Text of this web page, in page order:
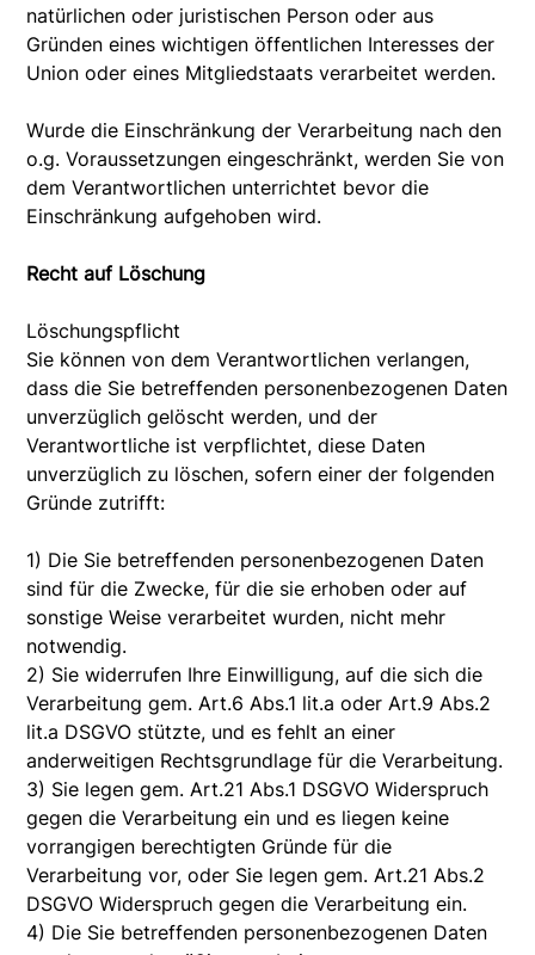
natürlichen oder juristischen Person oder aus
Gründen eines wichtigen öffentlichen Interesses der
Union oder eines Mitgliedstaats verarbeitet werden.
Wurde die Einschränkung der Verarbeitung nach den
o.g. Voraussetzungen eingeschränkt, werden Sie von
dem Verantwortlichen unterrichtet bevor die
Einschränkung aufgehoben wird.
Recht auf Löschung
Löschungspflicht
Sie können von dem Verantwortlichen verlangen,
dass die Sie betreffenden personenbezogenen Daten
unverzüglich gelöscht werden, und der
Verantwortliche ist verpflichtet, diese Daten
unverzüglich zu löschen, sofern einer der folgenden
Gründe zutrifft:
1) Die Sie betreffenden personenbezogenen Daten
sind für die Zwecke, für die sie erhoben oder auf
sonstige Weise verarbeitet wurden, nicht mehr
notwendig.
2) Sie widerrufen Ihre Einwilligung, auf die sich die
Verarbeitung gem. Art.6 Abs.1 lit.a oder Art.9 Abs.2
lit.a DSGVO stützte, und es fehlt an einer
anderweitigen Rechtsgrundlage für die Verarbeitung.
3) Sie legen gem. Art.21 Abs.1 DSGVO Widerspruch
gegen die Verarbeitung ein und es liegen keine
vorrangigen berechtigten Gründe für die
Verarbeitung vor, oder Sie legen gem. Art.21 Abs.2
DSGVO Widerspruch gegen die Verarbeitung ein.
4) Die Sie betreffenden personenbezogenen Daten